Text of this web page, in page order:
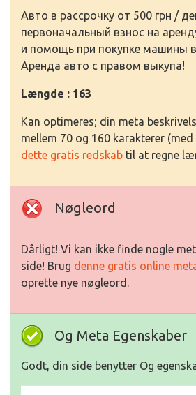
Авто в рассрочку от 500 грн /
первоначальный взнос на
и помощь при покупке машины в
Аренда авто с правом выкупа!
Længde : 163
Kan optimeres; din meta
mellem 70 og 160 karakterer
dette gratis redskab til at regne
Nøgleord
Dårligt! Vi kan ikke finde nogle
side! Brug denne gratis online
oprette nye nøgleord.
Og Meta Egenskaber
Godt, din side benytter Og